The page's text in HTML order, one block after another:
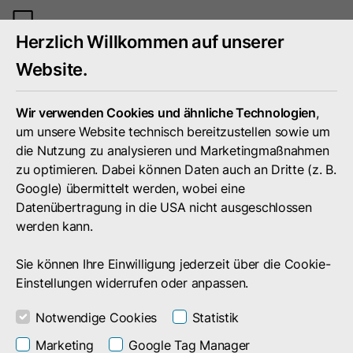
Suchergebnis
Herzlich Willkommen auf unserer
Website.
Wir verwenden Cookies und ähnliche Technologien,
um unsere Website technisch bereitzustellen sowie um
die Nutzung zu analysieren und Marketingmaßnahmen
zu optimieren. Dabei können Daten auch an Dritte (z. B.
Google) übermittelt werden, wobei eine
Datenübertragung in die USA nicht ausgeschlossen
werden kann.
Sie können Ihre Einwilligung jederzeit über die Cookie-
Einstellungen widerrufen oder anpassen.
Notwendige Cookies
Statistik
Marketing
Google Tag Manager